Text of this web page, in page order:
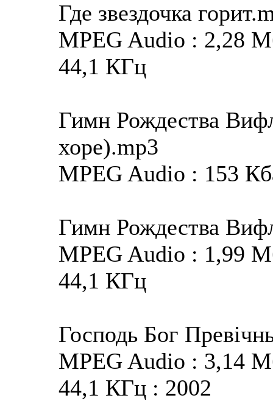
Где звездочка
MPEG Audio : 2,28
44,1 КГц
Гимн Рождества
хоре).mp3
MPEG Audio : 153
Гимн Рождества
MPEG Audio : 1,99
44,1 КГц
Господь Бог
MPEG Audio : 3,14
44,1 КГц : 2002